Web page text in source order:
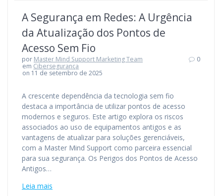
A Segurança em Redes: A Urgência
da Atualização dos Pontos de
Acesso Sem Fio
por Master Mind Support Marketing Team
em Cibersegurança
on 11 de setembro de 2025
0
A crescente dependência da tecnologia sem fio
destaca a importância de utilizar pontos de acesso
modernos e seguros. Este artigo explora os riscos
associados ao uso de equipamentos antigos e as
vantagens de atualizar para soluções gerenciáveis,
com a Master Mind Support como parceira essencial
para sua segurança. Os Perigos dos Pontos de Acesso
Antigos…
Leia mais